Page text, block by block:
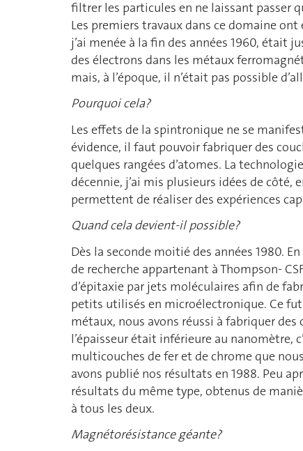
filtrer les particules en ne laissant passer
Les premiers travaux dans ce domaine
j’ai menée à la fin des années 1960, était
des électrons dans les métaux
mais, à l’époque, il n’était pas possible
Pourquoi cela?
Les effets de la spintronique ne se
évidence, il faut pouvoir fabriquer des
quelques rangées d’atomes. La
décennie, j’ai mis plusieurs idées de
permettent de réaliser des expériences
Quand cela devient-il possible?
Dès la seconde moitié des années 1980.
de recherche appartenant à Thompson-
d’épitaxie par jets moléculaires afin de
petits utilisés en microélectronique. Ce
métaux, nous avons réussi à fabriquer
l’épaisseur était inférieure au nanomètre,
multicouches de fer et de chrome que
avons publié nos résultats en 1988. Peu
résultats du même type, obtenus de
à tous les deux.
Magnétorésistance géante?